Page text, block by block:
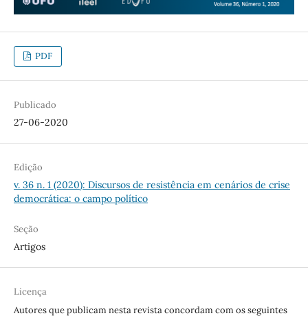
PDF
Publicado
27-06-2020
Edição
v. 36 n. 1 (2020): Discursos de resistência em cenários de crise
democrática: o campo político
Seção
Artigos
Licença
Autores que publicam nesta revista concordam com os seguintes